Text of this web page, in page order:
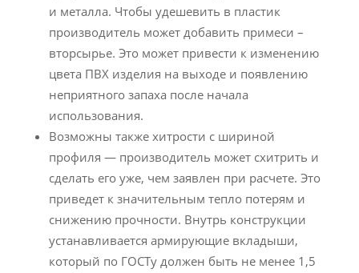
и металла. Чтобы удешевить в пластик
производитель может добавить примеси –
вторсырье. Это может привести к изменению
цвета ПВХ изделия на выходе и появлению
неприятного запаха после начала
использования.
Возможны также хитрости с шириной
профиля — производитель может схитрить и
сделать его уже, чем заявлен при расчете. Это
приведет к значительным тепло потерям и
снижению прочности. Внутрь конструкции
устанавливается армирующие вкладыши,
который по ГОСТу должен быть не менее 1,5